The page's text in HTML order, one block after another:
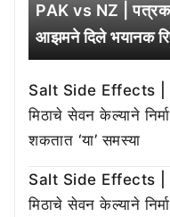
PAK vs NZ |
आझमने दिले भयानक
Salt Side Effects |
मिठाचे सेवन केल्याने
शकतात ‘या’ समस्या
Salt Side Effects |
मिठाचे सेवन केल्याने